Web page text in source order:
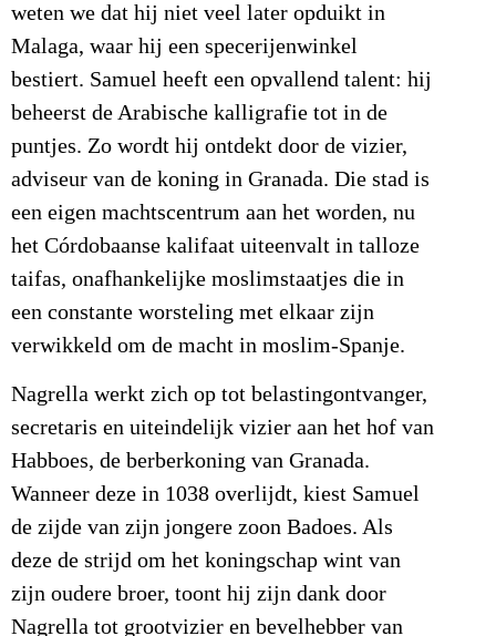
weten we dat hij niet veel later opduikt in
Malaga, waar hij een specerijenwinkel
bestiert. Samuel heeft een opvallend talent: hij
beheerst de Arabische kalligrafie tot in de
puntjes. Zo wordt hij ontdekt door de vizier,
adviseur van de koning in Granada. Die stad is
een eigen machtscentrum aan het worden, nu
het Córdobaanse kalifaat uiteenvalt in talloze
taifas, onafhankelijke moslimstaatjes die in
een constante worsteling met elkaar zijn
verwikkeld om de macht in moslim-Spanje.
Nagrella werkt zich op tot belastingontvanger,
secretaris en uiteindelijk vizier aan het hof van
Habboes, de berberkoning van Granada.
Wanneer deze in 1038 overlijdt, kiest Samuel
de zijde van zijn jongere zoon Badoes. Als
deze de strijd om het koningschap wint van
zijn oudere broer, toont hij zijn dank door
Nagrella tot grootvizier en bevelhebber van